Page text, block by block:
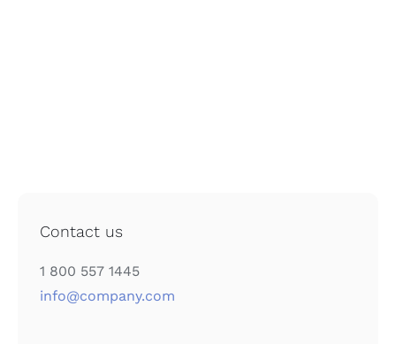
Contact us
1 800 557 1445
info@company.com